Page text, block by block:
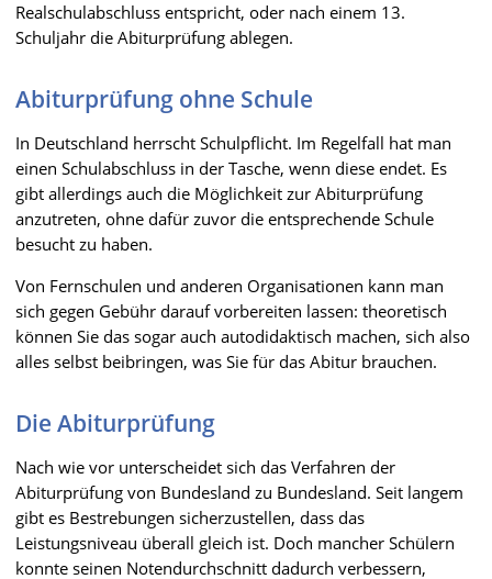
Realschulabschluss entspricht, oder nach einem 13.
Schuljahr die Abiturprüfung ablegen.
Abiturprüfung ohne Schule
In Deutschland herrscht Schulpflicht. Im Regelfall hat man
einen Schulabschluss in der Tasche, wenn diese endet. Es
gibt allerdings auch die Möglichkeit zur Abiturprüfung
anzutreten, ohne dafür zuvor die entsprechende Schule
besucht zu haben.
Von Fernschulen und anderen Organisationen kann man
sich gegen Gebühr darauf vorbereiten lassen: theoretisch
können Sie das sogar auch autodidaktisch machen, sich also
alles selbst beibringen, was Sie für das Abitur brauchen.
Die Abiturprüfung
Nach wie vor unterscheidet sich das Verfahren der
Abiturprüfung von Bundesland zu Bundesland. Seit langem
gibt es Bestrebungen sicherzustellen, dass das
Leistungsniveau überall gleich ist. Doch mancher Schülern
konnte seinen Notendurchschnitt dadurch verbessern,